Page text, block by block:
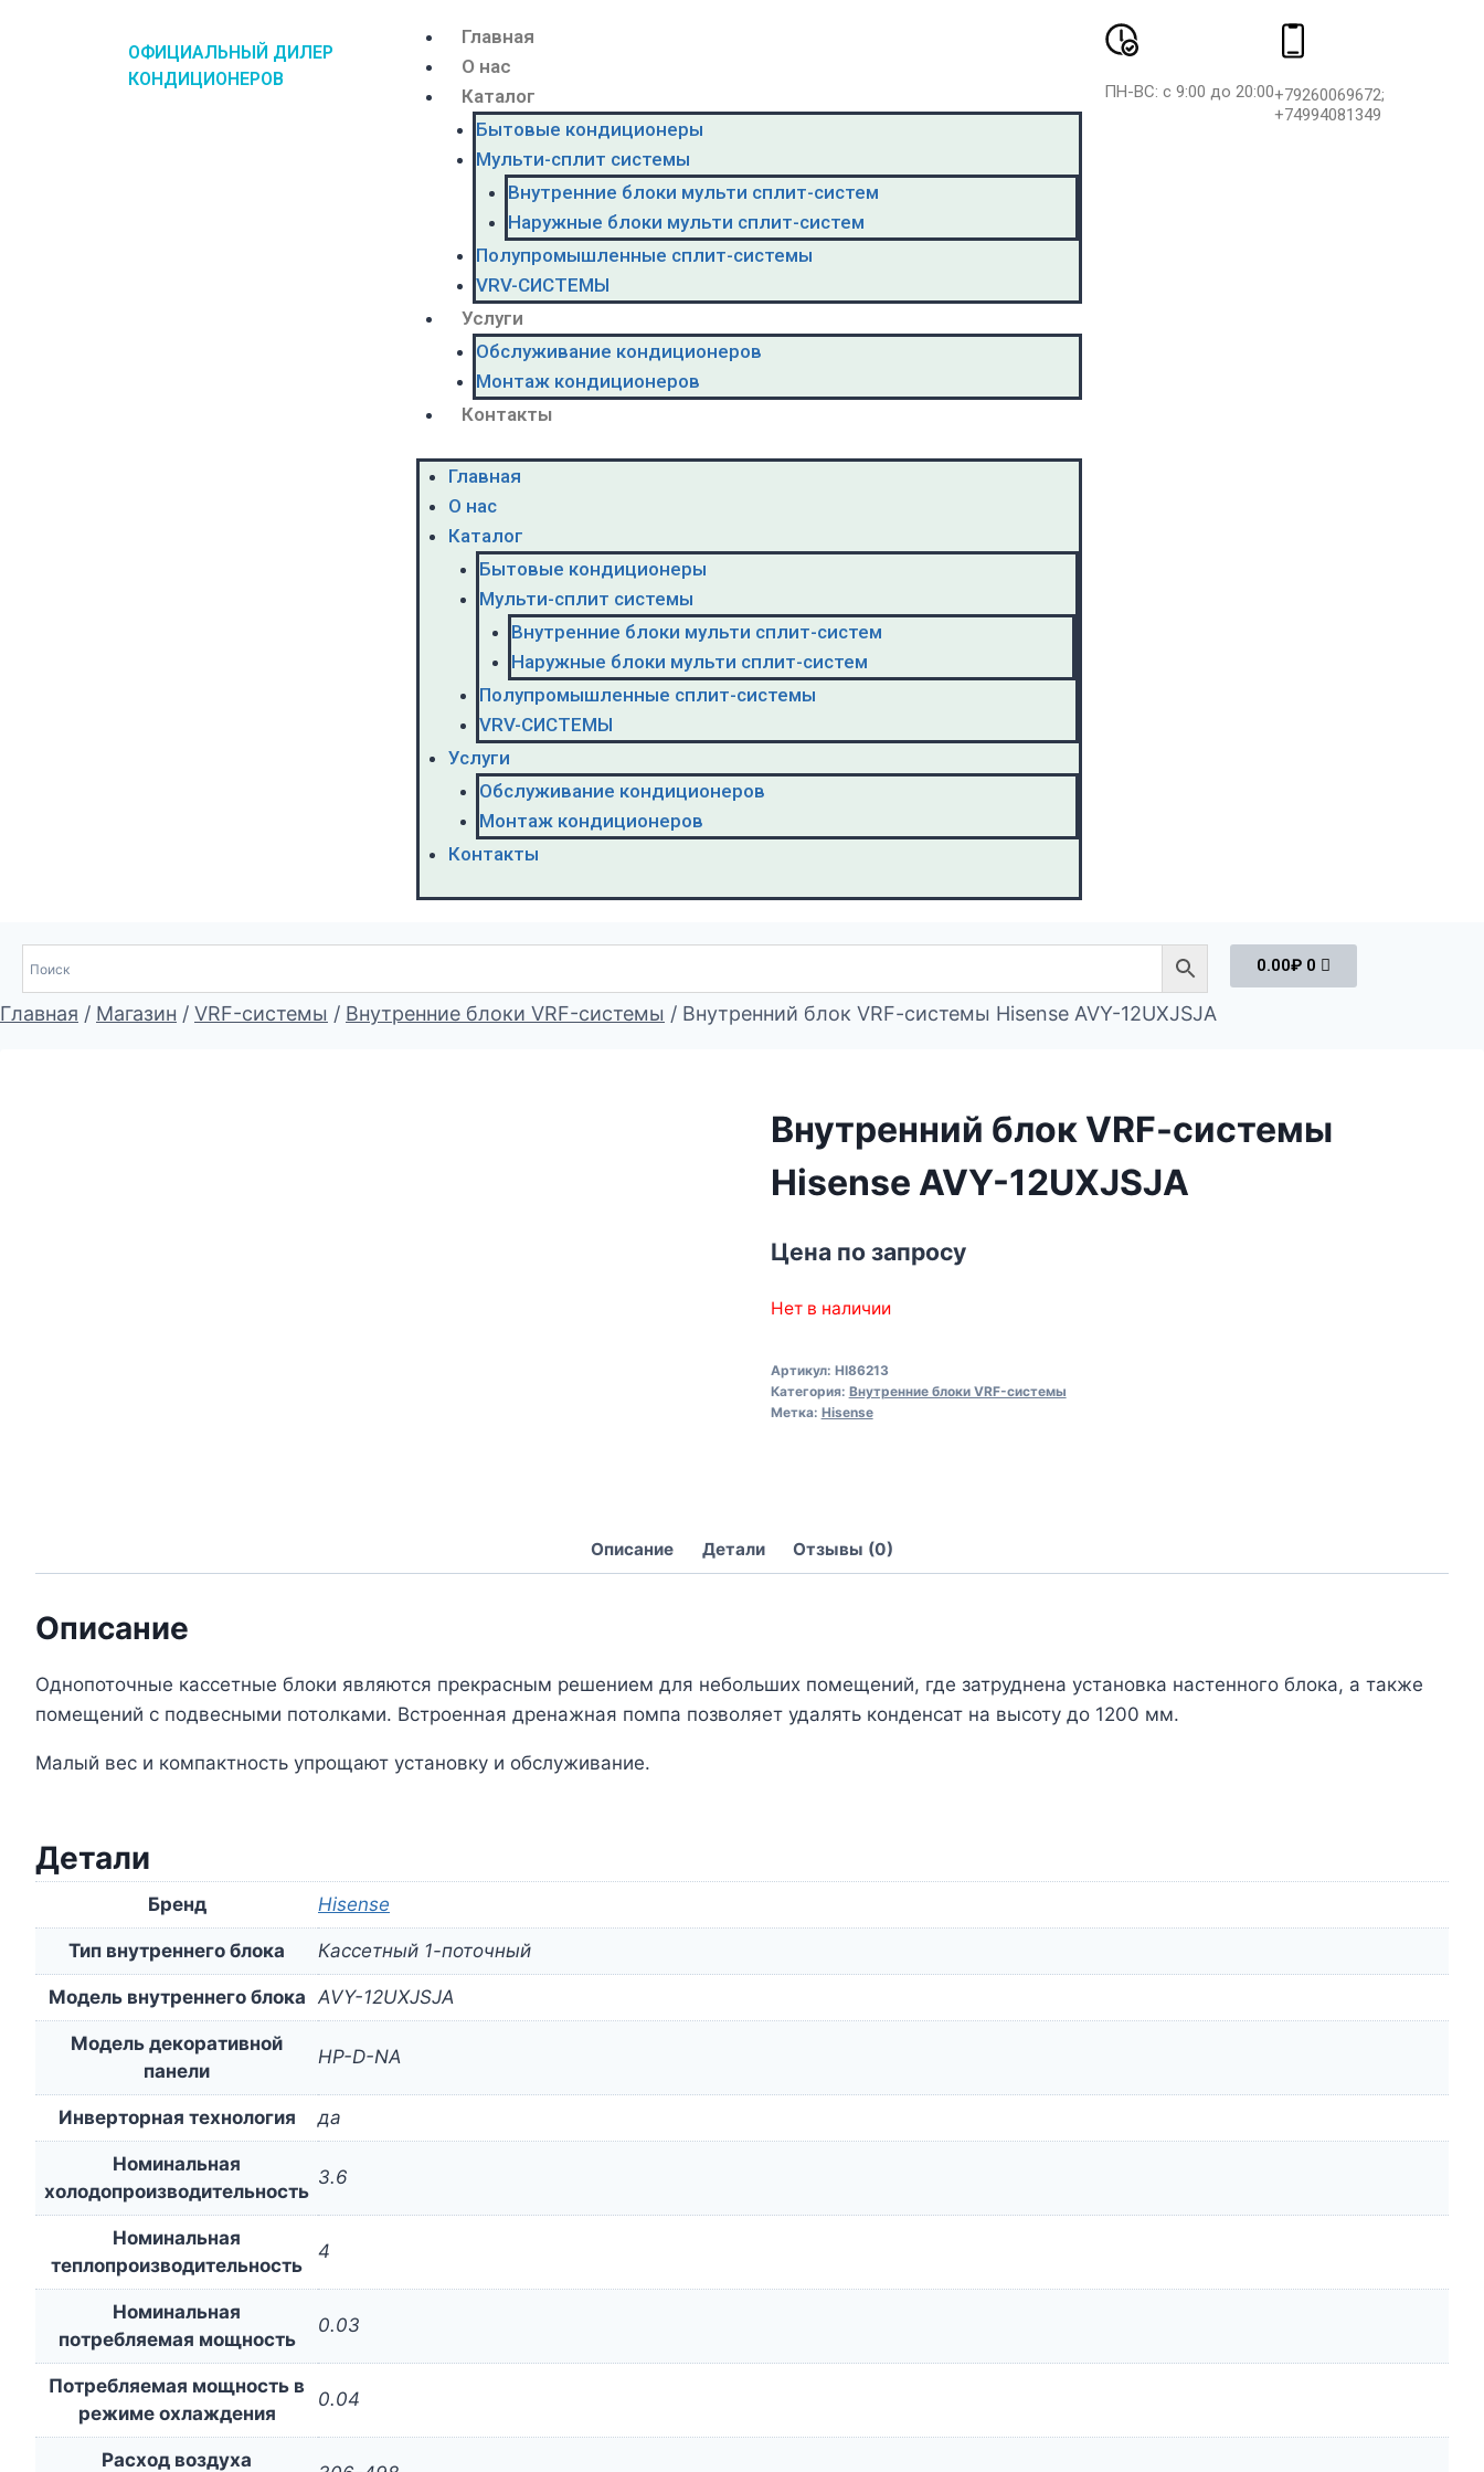
ОФИЦИАЛЬНЫЙ ДИЛЕР
КОНДИЦИОНЕРОВ
Главная
О нас
Каталог
Бытовые кондиционеры
Мульти-сплит системы
Внутренние блоки мульти сплит-систем
Наружные блоки мульти сплит-систем
Полупромышленные сплит-системы
VRV-CИСТЕМЫ
Услуги
Обслуживание кондиционеров
Монтаж кондиционеров
Контакты
Главная
О нас
Каталог
Бытовые кондиционеры
Мульти-сплит системы
Внутренние блоки мульти сплит-систем
Наружные блоки мульти сплит-систем
Полупромышленные сплит-системы
VRV-CИСТЕМЫ
Услуги
Обслуживание кондиционеров
Монтаж кондиционеров
Контакты
ПН-ВС: с 9:00 до 20:00+79260069672;
+74994081349
0.00₽ 0
Главная / Магазин / VRF-системы / Внутренние блоки VRF-системы / Внутренний блок VRF-cистемы Hisense AVY-12UXJSJA
Внутренний блок VRF-cистемы
Hisense AVY-12UXJSJA
Цена по запросу
Нет в наличии
Артикул: HI86213
Категория: Внутренние блоки VRF-системы
Метка: Hisense
Описание Детали Отзывы (0)
Описание
Однопоточные кассетные блоки являются прекрасным решением для небольших помещений, где затруднена установка настенного блока, а также
помещений с подвесными потолками. Встроенная дренажная помпа позволяет удалять конденсат на высоту до 1200 мм.
Малый вес и компактность упрощают установку и обслуживание.
Детали
Бренд Hisense
Тип внутреннего блока Кассетный 1-поточный
Модель внутреннего блока AVY-12UXJSJA
Модель декоративной
панели
HP-D-NA
Инверторная технология да
Номинальная
холодопроизводительность
3.6
Номинальная
теплопроизводительность
4
Номинальная
потребляемая мощность
0.03
Потребляемая мощность в
режиме охлаждения
0.04
Расход воздуха